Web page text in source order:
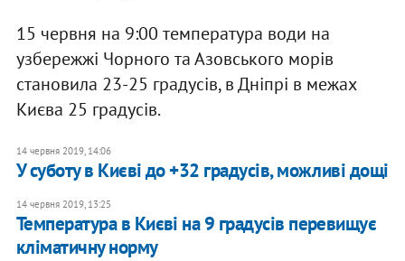
15 червня на 9:00 температура води на
узбережжі Чорного та Азовського морів
становила 23-25 градусів, в Дніпрі в межах
Києва 25 градусів.
14 червня 2019, 14:06
У суботу в Києві до +32 градусів, можливі дощі
14 червня 2019, 13:25
Температура в Києві на 9 градусів перевищує
кліматичну норму